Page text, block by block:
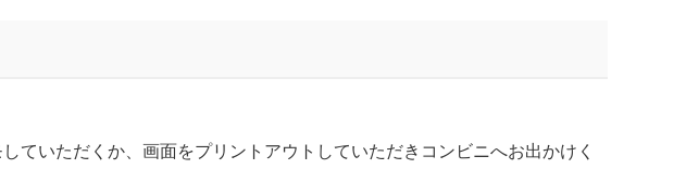
いただくか、画面をプリントアウトしていただきコンビニへお出かけく